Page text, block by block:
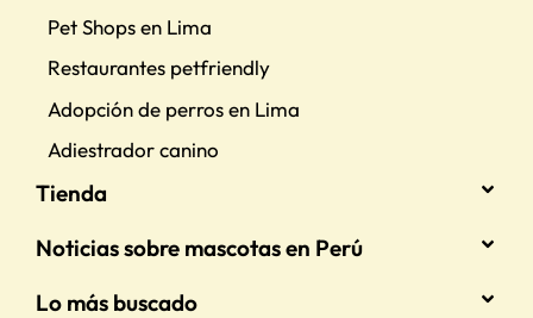
Pet Shops en Lima
Restaurantes petfriendly
Adopción de perros en Lima
Adiestrador canino
Tienda
Noticias sobre mascotas en Perú
Lo más buscado